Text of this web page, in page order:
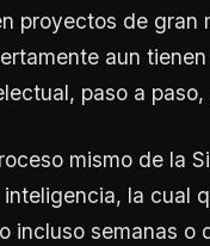
proyectos de
aun
paso a paso,
mismo de la
la cual
incluso semanas o